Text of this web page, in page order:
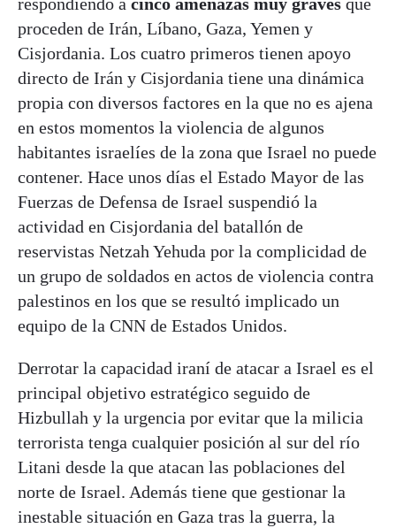
proceden de Irán, Líbano, Gaza, Yemen y
Cisjordania. Los cuatro primeros tienen apoyo
directo de Irán y Cisjordania tiene una dinámica
propia con diversos factores en la que no es ajena
en estos momentos la violencia de algunos
habitantes israelíes de la zona que Israel no puede
contener. Hace unos días el Estado Mayor de las
Fuerzas de Defensa de Israel suspendió la
actividad en Cisjordania del batallón de
reservistas Netzah Yehuda por la complicidad de
un grupo de soldados en actos de violencia contra
palestinos en los que se resultó implicado un
equipo de la CNN de Estados Unidos.
Derrotar la capacidad iraní de atacar a Israel es el
principal objetivo estratégico seguido de
Hizbullah y la urgencia por evitar que la milicia
terrorista tenga cualquier posición al sur del río
Litani desde la que atacan las poblaciones del
norte de Israel. Además tiene que gestionar la
inestable situación en Gaza tras la guerra, la